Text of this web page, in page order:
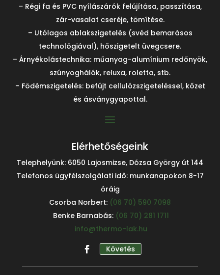
– Régi fa és PVC nyílászárók felújítása, passzítása,
zár-vasalat cseréje, tömítése.
– Utólagos ablakszigetelés (svéd bemarásos
technológiával), hőszigetelt üvegcsere.
– Árnyékolástechnika: műanyag-alumínium redőnyök,
szúnyoghálók, reluxa, roletta, stb.
– Födémszigetelés: befújt cellulózszigeteléssel, kőzet
és ásványgyapottal.
Elérhetőségeink
Telephelyünk: 6050 Lajosmizse, Dózsa György út 144
Telefonos ügyfélszolgálati idő: munkanapokon 8-17
óráig
Csorba Norbert: (06 70) 590 7098
Benke Barnabás: (06 70) 281 1711
info@thermo-lak.hu
Követés